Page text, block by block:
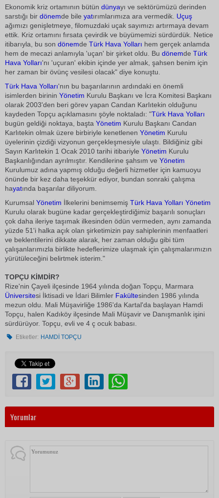
Ekonomik kriz ortamının bütün dünyayı ve sektörümüzü derinden
sarstığı bir dönemde bile yatırımlarımıza ara vermedik. Uçuş
ağımızı genişletmeye, filomuzdaki uçak sayımızı artırmaya devam
ettik. Kriz ortamını fırsata çevirdik ve büyümemizi sürdürdük. Netice
itibarıyla, bu son dönemde Türk Hava Yolları hem gerçek anlamda
hem de mecazi anlamıyla 'uçan' bir şirket oldu. Bu dönemde Türk
Hava Yolları'nı 'uçuran' ekibin içinde yer almak, şahsen benim için
her zaman bir övünç vesilesi olacak" diye konuştu.
Türk Hava Yolları'nın bu başarılarının ardındaki en önemli
isimlerden birinin Yönetim Kurulu Başkanı ve İcra Komitesi Başkanı
olarak 2003'den beri görev yapan Candan Karlıtekin olduğunu
kaydeden Topçu açıklamasını şöyle noktaladı: "Türk Hava Yolları
bugün geldiği noktaya, başta Yönetim Kurulu Başkanı Candan
Karlıtekin olmak üzere birbiriyle kenetlenen Yönetim Kurulu
üyelerinin çizdiği vizyonun gerçekleşmesiyle ulaştı. Bildiğiniz gibi
Sayın Karlıtekin 1 Ocak 2010 tarihi itibariyle Yönetim Kurulu
Başkanlığından ayrılmıştır. Kendilerine şahsım ve Yönetim
Kurulumuz adına yapmış olduğu değerli hizmetler için kamuoyu
önünde bir kez daha teşekkür ediyor, bundan sonraki çalışma
hayatında başarılar diliyorum.
Kurumsal Yönetim İlkelerini benimsemiş Türk Hava Yolları Yönetim
Kurulu olarak bugüne kadar gerçekleştirdiğimiz başarılı sonuçları
çok daha ileriye taşımak ilkesinden ödün vermeden, aynı zamanda
yüzde 51'i halka açık olan şirketimizin pay sahiplerinin menfaatleri
ve beklentilerini dikkate alarak, her zaman olduğu gibi tüm
çalışanlarımızla birlikte hedeflerimize ulaşmak için çalışmalarımızın
yürütüleceğini belirtmek isterim."
TOPÇU KİMDİR?
Rize'nin Çayeli ilçesinde 1964 yılında doğan Topçu, Marmara
Üniversitesi İktisadi ve İdari Bilimler Fakültesinden 1986 yılında
mezun oldu. Mali Müşavirliğe 1986'da Kartal'da başlayan Hamdi
Topçu, halen Kadıköy ilçesinde Mali Müşavir ve Danışmanlık işini
sürdürüyor. Topçu, evli ve 4 ç ocuk babası.
Etiketler: HAMDİ TOPÇU
Yorumlar